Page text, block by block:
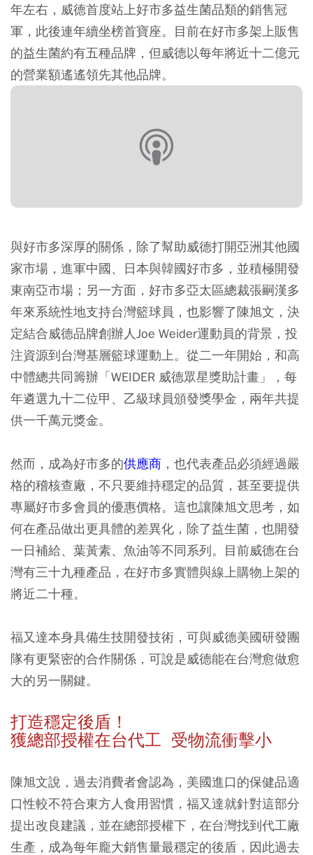
年左右，威德首度站上好市多益生菌品類的銷售冠
軍，此後連年續坐榜首寶座。目前在好市多架上販售
的益生菌約有五種品牌，但威德以每年將近十二億元
的營業額遙遙領先其他品牌。
與好市多深厚的關係，除了幫助威德打開亞洲其他國
家市場，進軍中國、日本與韓國好市多，並積極開發
東南亞市場；另一方面，好市多亞太區總裁張嗣漢多
年來系統性地支持台灣籃球員，也影響了陳旭文，決
定結合威德品牌創辦人Joe Weider運動員的背景，投
注資源到台灣基層籃球運動上。從二一年開始，和高
中體總共同籌辦「WEIDER 威德眾星獎助計畫」，每
年遴選九十二位甲、乙級球員頒發獎學金，兩年共提
供一千萬元獎金。
然而，成為好市多的供應商 ，也代表產品必須經過嚴
格的稽核查廠，不只要維持穩定的品質，甚至要提供
專屬好市多會員的優惠價格。這也讓陳旭文思考，如
何在產品做出更具體的差異化，除了益生菌，也開發
一日補給、葉黃素、魚油等不同系列。目前威德在台
灣有三十九種產品，在好市多實體與線上購物上架的
將近二十種。
福又達本身具備生技開發技術，可與威德美國研發團
隊有更緊密的合作關係，可說是威德能在台灣愈做愈
大的另一關鍵。
打造穩定後盾！
獲總部授權在台代工 受物流衝擊小
陳旭文說，過去消費者會認為，美國進口的保健品適
口性較不符合東方人食用習慣，福又達就針對這部分
提出改良建議，並在總部授權下，在台灣找到代工廠
生產，成為每年龐大銷售量最穩定的後盾，因此過去